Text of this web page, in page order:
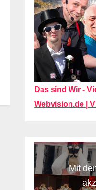
Das sind Wir -
Webvision.de |
Mit